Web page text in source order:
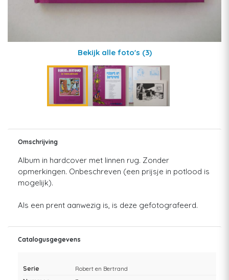
Bekijk alle foto's (3)
Omschrijving
Album in hardcover met linnen rug. Zonder
opmerkingen. Onbeschreven (een prijsje in potlood is
mogelijk).
Als een prent aanwezig is, is deze gefotografeerd.
Catalogusgegevens
Serie
Robert en Bertrand